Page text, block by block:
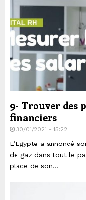
9- Trouver des
financiers
30/01/2021 - 15:22
L’Egypte a annoncé
de gaz dans tout le
place de son...